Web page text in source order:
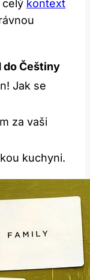
celý kontext
do Češtiny
Jak se
za vaši
kuchyni.